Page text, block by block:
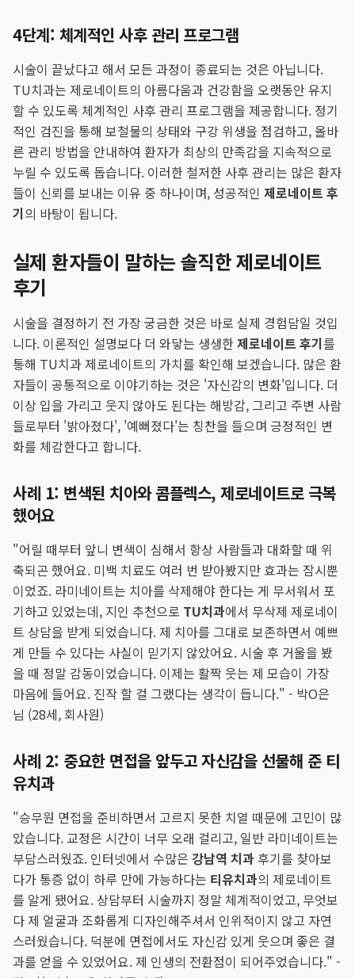
4단계: 체계적인 사후 관리 프로그램
시술이 끝났다고 해서 모든 과정이 종료되는 것은 아닙니다.
TU치과는 제로네이트의 아름다움과 건강함을 오랫동안 유지
할 수 있도록 체계적인 사후 관리 프로그램을 제공합니다. 정기
적인 검진을 통해 보철물의 상태와 구강 위생을 점검하고, 올바
른 관리 방법을 안내하여 환자가 최상의 만족감을 지속적으로
누릴 수 있도록 돕습니다. 이러한 철저한 사후 관리는 많은 환자
들이 신뢰를 보내는 이유 중 하나이며, 성공적인 제로네이트 후
기의 바탕이 됩니다.
실제 환자들이 말하는 솔직한 제로네이트
후기
시술을 결정하기 전 가장 궁금한 것은 바로 실제 경험담일 것입
니다. 이론적인 설명보다 더 와닿는 생생한제로네이트 후기를
통해 TU치과 제로네이트의 가치를 확인해 보겠습니다. 많은 환
자들이 공통적으로 이야기하는 것은 '자신감의 변화'입니다. 더
이상 입을 가리고 웃지 않아도 된다는 해방감, 그리고 주변 사람
들로부터 '밝아졌다', '예뻐졌다'는 칭찬을 들으며 긍정적인 변
화를 체감한다고 합니다.
사례 1: 변색된 치아와 콤플렉스, 제로네이트로 극복
했어요
"어릴 때부터 앞니 변색이 심해서 항상 사람들과 대화할 때 위
축되곤 했어요. 미백 치료도 여러 번 받아봤지만 효과는 잠시뿐
이었죠. 라미네이트는 치아를 삭제해야 한다는 게 무서워서 포
기하고 있었는데, 지인 추천으로 TU치과에서 무삭제 제로네이
트 상담을 받게 되었습니다. 제 치아를 그대로 보존하면서 예쁘
게 만들 수 있다는 사실이 믿기지 않았어요. 시술 후 거울을 봤
을 때 정말 감동이었습니다. 이제는 활짝 웃는 제 모습이 가장
마음에 들어요. 진작 할 걸 그랬다는 생각이 듭니다." - 박O은
님 (28세, 회사원)
사례 2: 중요한 면접을 앞두고 자신감을 선물해 준 티
유치과
"승무원 면접을 준비하면서 고르지 못한 치열 때문에 고민이 많
았습니다. 교정은 시간이 너무 오래 걸리고, 일반 라미네이트는
부담스러웠죠. 인터넷에서 수많은 강남역 치과 후기를 찾아보
다가 통증 없이 하루 만에 가능하다는 티유치과의 제로네이트
를 알게 됐어요. 상담부터 시술까지 정말 체계적이었고, 무엇보
다 제 얼굴과 조화롭게 디자인해주셔서 인위적이지 않고 자연
스러웠습니다. 덕분에 면접에서도 자신감 있게 웃으며 좋은 결
과를 얻을 수 있었어요. 제 인생의 전환점이 되어주었습니다." -